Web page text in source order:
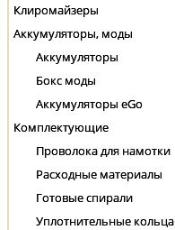
Клиромайзеры
Аккумуляторы, моды
Аккумуляторы
Бокс моды
Аккумуляторы eGo
Комплектующие
Проволока для намотки
Расходные материалы
Готовые спирали
Уплотнительные кольца